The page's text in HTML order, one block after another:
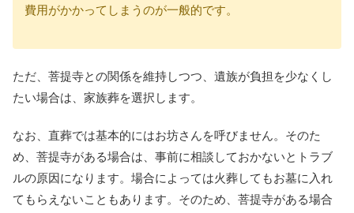
費用がかかってしまうのが一般的です。
ただ、菩提寺との関係を維持しつつ、遺族が負担を少なくし
たい場合は、家族葬を選択します。
なお、直葬では基本的にはお坊さんを呼びません。そのた
め、菩提寺がある場合は、事前に相談しておかないとトラブ
ルの原因になります。場合によっては火葬してもお墓に入れ
てもらえないこともあります。そのため、菩提寺がある場合